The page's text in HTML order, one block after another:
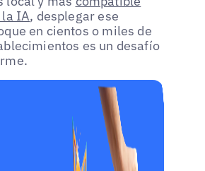
la IA, desplegar ese
en cientos o miles de
es un desafío